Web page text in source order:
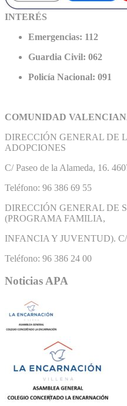
INTERÉS
Emergencias: 112
Guardia Civil: 062
Policía Nacional: 091
COMUNIDAD
DIRECCIÓN GENERAL DE
ADOPCIONES
C/ Paseo de la Alameda, 16.
Teléfono: 96 386 69 55
DIRECCIÓN GENERAL DE
(PROGRAMA FAMILIA,
INFANCIA Y JUVENTUD). C/
Teléfono: 96 386 24 00
Noticias APA